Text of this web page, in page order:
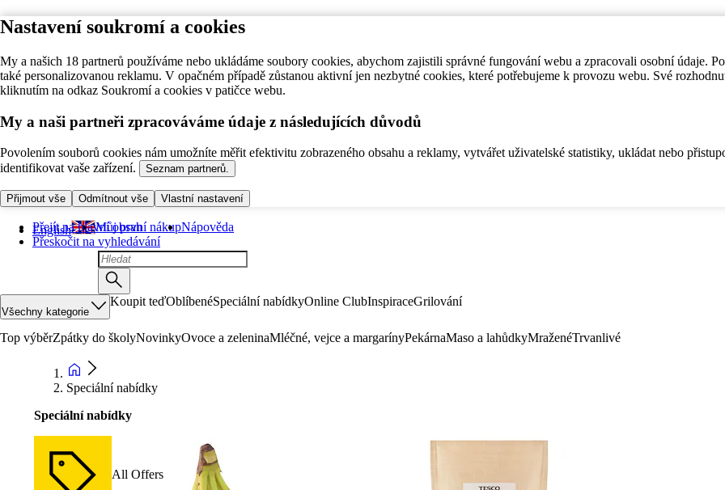
Nastavení soukromí a cookies
My a našich 18 partnerů používáme nebo ukládáme soubory cookies, abychom zajistili správné fungování webu a zpracovali osobní údaje.
také personalizovanou reklamu. V opačném případě zůstanou aktivní jen nezbytné cookies, které potřebujeme k provozu webu. Své
kliknutím na odkaz Soukromí a cookies v patičce webu.
My a naši partneři zpracováváme údaje z následujících důvodů
Povolením souborů cookies nám umožníte měřit efektivitu zobrazeného obsahu a reklamy, vytvářet uživatelské statistiky, ukládat nebo
identifikovat vaše zařízení.
Seznam partnerů.
Přijmout vše Odmítnout vše Vlastní nastavení
Přejít na hlavní obsah
Přeskočit na vyhledávání
English Můj první nákupNápověda
Všechny kategorie
Koupit teďOblíbenéSpeciální nabídkyOnline ClubInspiraceGrilování
Top výběrZpátky do školyNovinkyOvoce a zeleninaMléčné, vejce a margarínyPekárnaMaso a lahůdkyMraženéTrvanlivé
Speciální nabídky
Speciální nabídky
All Offers